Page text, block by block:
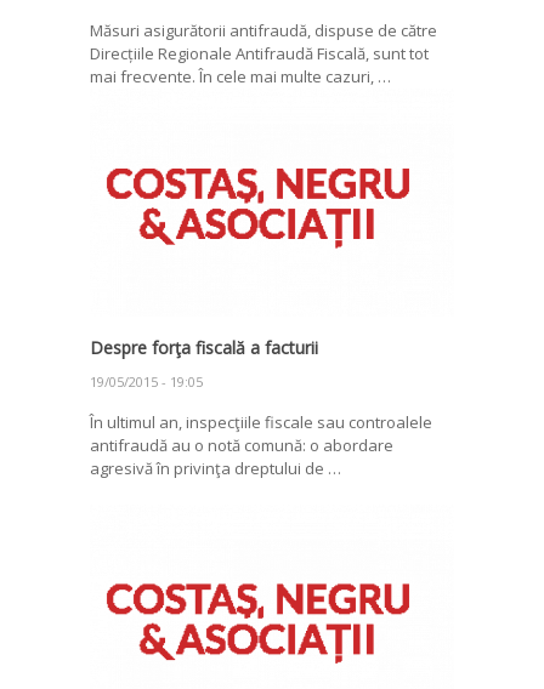
Măsuri asigurătorii antifraudă, dispuse de către
Direcțiile Regionale Antifraudă Fiscală, sunt tot
mai frecvente. În cele mai multe cazuri, …
Despre forţa fiscală a facturii
19/05/2015 - 19:05
În ultimul an, inspecţiile fiscale sau controalele
antifraudă au o notă comună: o abordare
agresivă în privinţa dreptului de …